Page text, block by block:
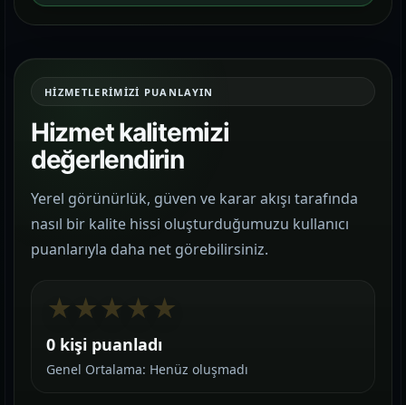
HIZMETLERIMIZI PUANLAYIN
Hizmet kalitemizi
değerlendirin
Yerel görünürlük, güven ve karar akışı tarafında
nasıl bir kalite hissi oluşturduğumuzu kullanıcı
puanlarıyla daha net görebilirsiniz.
★★★★★
0 kişi puanladı
Genel Ortalama: Henüz oluşmadı